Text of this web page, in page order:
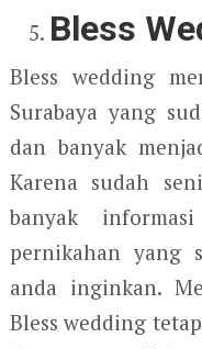
Bless
Bless wedding
Surabaya yang
dan banyak
Karena sudah
banyak
pernikahan yang
anda inginkan.
Bless wedding